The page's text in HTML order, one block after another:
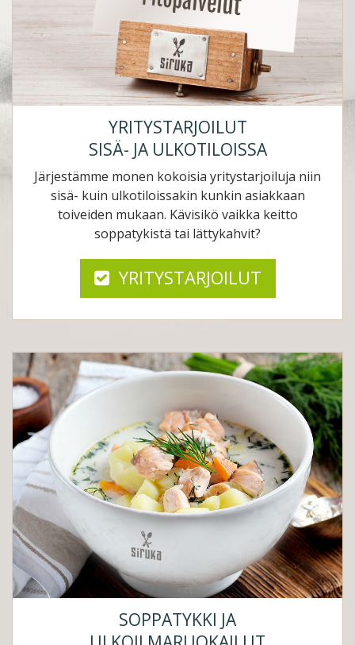
YRITYSTARJOILUT
SISÄ- JA ULKOTILOISSA
Järjestämme monen kokoisia yritystarjoiluja niin
sisä- kuin ulkotiloissakin kunkin asiakkaan
toiveiden mukaan. Kävisikö vaikka keitto
soppatykistä tai lättykahvit?
YRITYSTARJOILUT
SOPPATYKKI JA